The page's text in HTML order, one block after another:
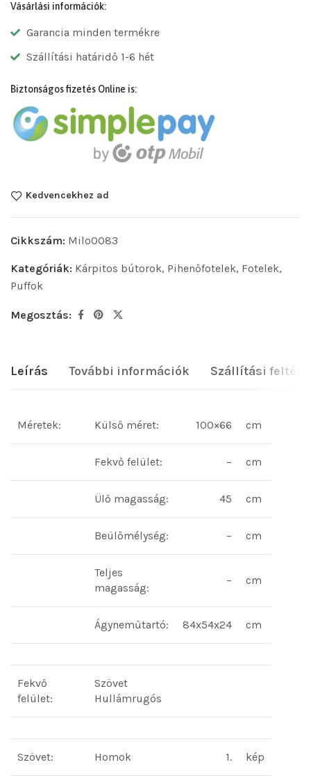
Vásárlási információk:
Garancia minden termékre
Szállítási határidő 1-6 hét
Biztonságos fizetés Online is:
Kedvencekhez ad
Cikkszám: Milo0083
Kategóriák: Kárpitos bútorok, Pihenőfotelek, Fotelek,
Puffok
Megosztás:
Leírás További információk Szállítási
Méretek: Külső méret: 100×66 cm
Fekvő felület: – cm
Ülő magasság: 45 cm
Beülőmélység: – cm
Teljes
magasság:
– cm
Ágyneműtartó: 84x54x24 cm
Fekvő
felület:
Szövet
Hullámrugós
Szövet: Homok 1. kép